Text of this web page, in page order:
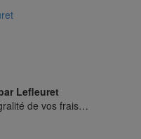
Lefleuret
de vos frais…